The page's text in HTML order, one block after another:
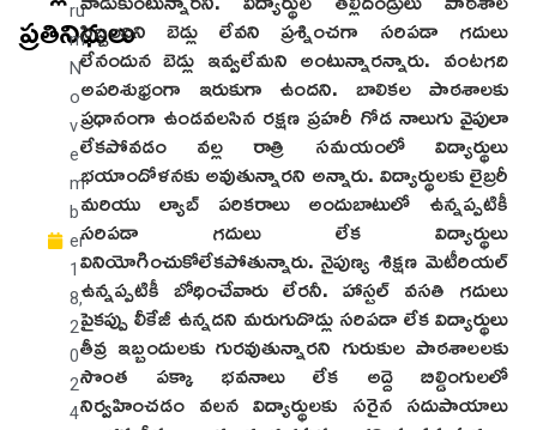
ప్రతినిధులు
ru
m
N
o
v
e
m
b
er
1
8,
2
0
2
4
సిబ్బందిని బెడ్లు లేవని ప్రశ్నించగా సరిపడా గదులు
లేనందున బెడ్లు ఇవ్వలేమని అంటున్నారన్నారు. వంటగది
అపరిశుభ్రంగా ఇరుకుగా ఉందని. బాలికల పాఠశాలకు
ప్రధానంగా ఉండవలసిన రక్షణ ప్రహరీ గోడ నాలుగు వైపులా
లేకపోవడం వల్ల రాత్రి సమయంలో విద్యార్థులు
భయాందోళనకు అవుతున్నారని అన్నారు. విద్యార్థులకు లైబ్రరీ
మరియు ల్యాబ్ పరికరాలు అందుబాటులో ఉన్నప్పటికీ
సరిపడా గదులు లేక విద్యార్థులు
వినియోగించుకోలేకపోతున్నారు. నైపుణ్య శిక్షణ మెటీరియల్
ఉన్నప్పటికీ బోధించేవారు లేరనీ. హాస్టల్ వసతి గదులు
పైకప్పు లీకేజీ ఉన్నదని మరుగుదొడ్లు సరిపడా లేక విద్యార్థులు
తీవ్ర ఇబ్బందులకు గురవుతున్నారని గురుకుల పాఠశాలలకు
సొంత పక్కా భవనాలు లేక అద్దె బిల్డింగులలో
నిర్వహించడం వలన విద్యార్థులకు సరైన సదుపాయాలు